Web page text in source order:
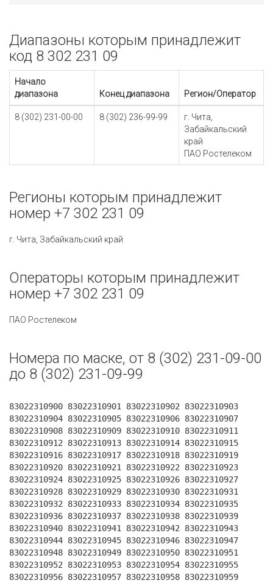
Диапазоны которым принадлежит
код 8 302 231 09
Начало
диапазона
Конец диапазона Регион/Оператор
8 (302) 231-00-00 8 (302) 236-99-99
г. Чита,
Забайкальский
край
ПАО Ростелеком
Регионы которым принадлежит
номер +7 302 231 09
г. Чита, Забайкальский край
Операторы которым принадлежит
номер +7 302 231 09
ПАО Ростелеком
Номера по маске, от 8 (302) 231-09-00
до 8 (302) 231-09-99
83022310900 83022310901 83022310902 83022310903
83022310904 83022310905 83022310906 83022310907
83022310908 83022310909 83022310910 83022310911
83022310912 83022310913 83022310914 83022310915
83022310916 83022310917 83022310918 83022310919
83022310920 83022310921 83022310922 83022310923
83022310924 83022310925 83022310926 83022310927
83022310928 83022310929 83022310930 83022310931
83022310932 83022310933 83022310934 83022310935
83022310936 83022310937 83022310938 83022310939
83022310940 83022310941 83022310942 83022310943
83022310944 83022310945 83022310946 83022310947
83022310948 83022310949 83022310950 83022310951
83022310952 83022310953 83022310954 83022310955
83022310956 83022310957 83022310958 83022310959